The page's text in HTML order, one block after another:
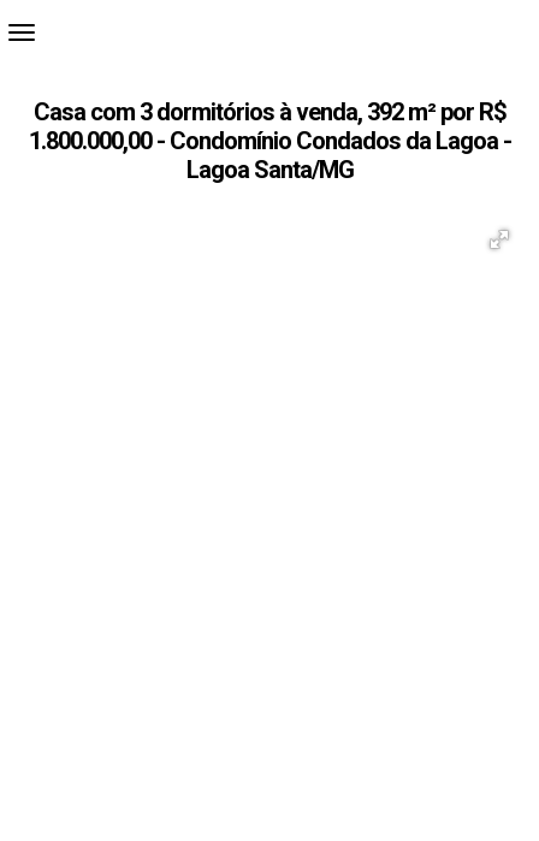
Casa com 3 dormitórios à venda, 392 m² por R$
1.800.000,00 - Condomínio Condados da Lagoa -
Lagoa Santa/MG